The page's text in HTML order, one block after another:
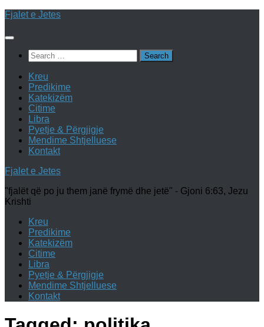
Skip
content
Fjalet e Jetes
Search
for:
Kreu
Predikime
Katekizëm
Citime
Libra
Pyetje & Përgjigje
Mendime Shtjelluese
Kontakt
Fjalet e Jetes
"fjalët që po ju them janë frymë dhe jetë" - Gjoni 6:63, Jezu
Krishti
Kreu
Predikime
Katekizëm
Citime
Libra
Pyetje & Përgjigje
Mendime Shtjelluese
Kontakt